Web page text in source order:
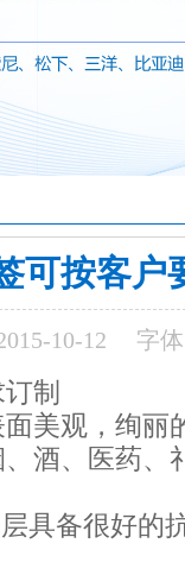
可按客户
10-12 字
制
美观，绚丽
酒、医药、
具备很好的